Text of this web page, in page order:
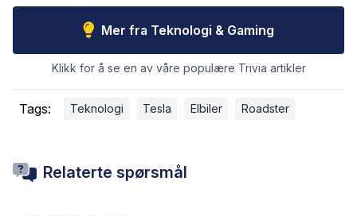
Mer fra Teknologi & Gaming
Klikk for å se en av våre populære Trivia artikler
Tags: Teknologi Tesla Elbiler Roadster
Relaterte spørsmål